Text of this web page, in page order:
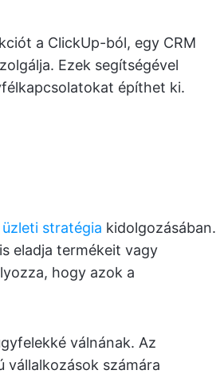
a ClickUp-ból, egy CRM
Ezek segítségével
építhet ki.
üzleti stratégia kidolgozásában.
eladja termékeit vagy
hogy azok a
válnának. Az
számára